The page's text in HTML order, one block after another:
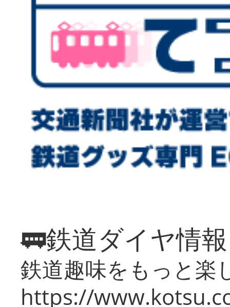
🚃鉄道ダイヤ情
鉄道趣味をもっと楽
https://